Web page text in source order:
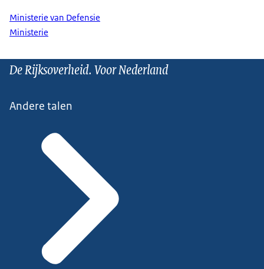
Ministerie van Defensie
Ministerie
De Rijksoverheid. Voor Nederland
Andere talen